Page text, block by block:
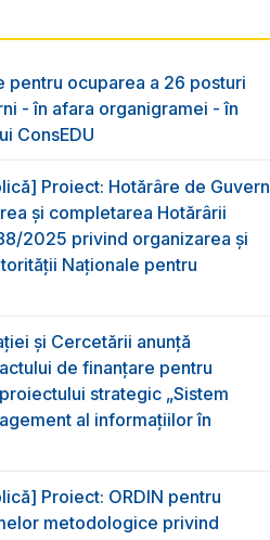
pentru ocuparea a 26 posturi
- în afara organigramei - în
ConsEDU
Proiect: Hotărâre de Guvern
și completarea Hotărârii
2025 privind organizarea şi
Naţionale pentru
și Cercetării anunță
de finanțare pentru
strategic „Sistem
al informațiilor în
Proiect: ORDIN pentru
metodologice privind